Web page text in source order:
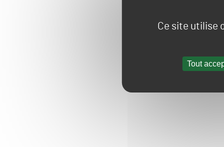
Ce site utilise
Tout